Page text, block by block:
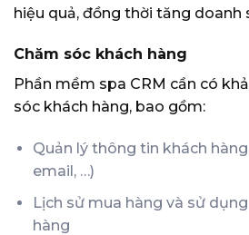
hiệu quả, đồng thời tăng doanh
Chăm sóc khách hàng
Phần mềm spa CRM cần có
sóc khách hàng, bao gồm:
Quản lý thông tin khách
email, …)
Lịch sử mua hàng và sử
hàng